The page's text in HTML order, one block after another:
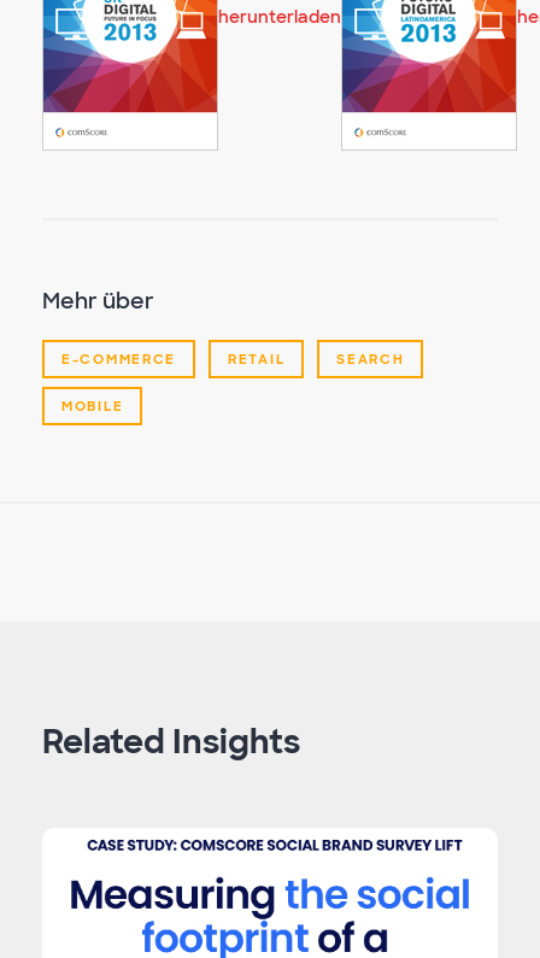
herunterladen
Mehr über
E-COMMERCE RETAIL SEARCH
MOBILE
Related Insights